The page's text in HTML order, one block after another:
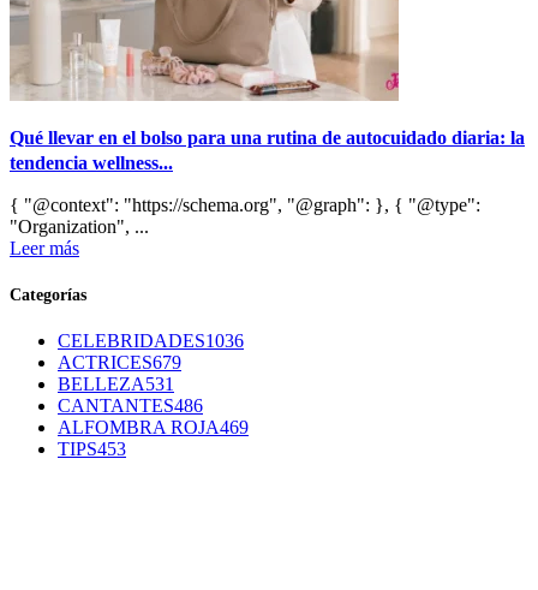
Qué llevar en el bolso para una rutina de autocuidado diaria: la
tendencia wellness...
{ "@context": "https://schema.org", "@graph": }, { "@type":
"Organization", ...
Leer más
Categorías
CELEBRIDADES1036
ACTRICES679
BELLEZA531
CANTANTES486
ALFOMBRA ROJA469
TIPS453